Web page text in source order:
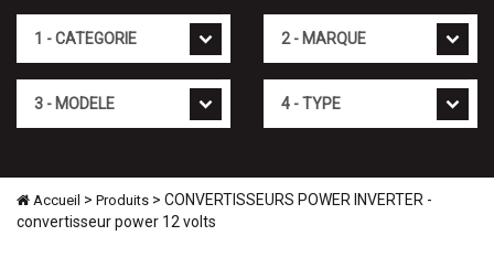
Accueil > Produits > CONVERTISSEURS POWER INVERTER -
convertisseur power 12 volts